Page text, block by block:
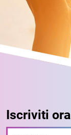
Iscriviti ora